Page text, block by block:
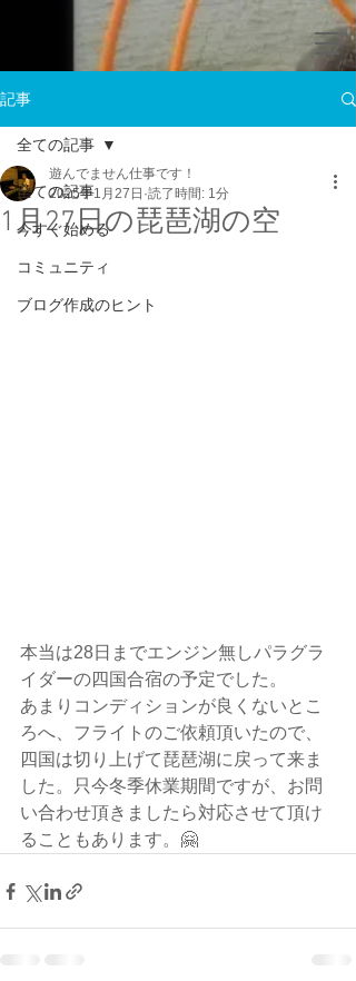
記事
全ての記事
今すぐ始める
コミュニティ
ブログ作成のヒント
全ての記事
1月27日の琵琶湖の空
遊んでません仕事です！
2025年1月27日 読了時間: 1分
本当は28日までエンジン無しパラグラ
イダーの四国合宿の予定でした。
あまりコンディションが良くないとこ
ろへ、フライトのご依頼頂いたので、
四国は切り上げて琵琶湖に戻って来ま
した。只今冬季休業期間ですが、お問
い合わせ頂きましたら対応させて頂け
ることもあります。🤗